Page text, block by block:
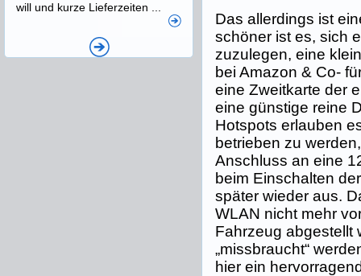
Das allerdings ist
schöner ist es, sich
zuzulegen, eine
bei Amazon & Co-
eine Zweitkarte der
eine günstige reine
Hotspots erlauben
betrieben zu
Anschluss an eine
beim Einschalten
später wieder aus.
WLAN nicht mehr
Fahrzeug abgestellt
„missbraucht“
hier ein
will und kurze Lieferzeiten ...